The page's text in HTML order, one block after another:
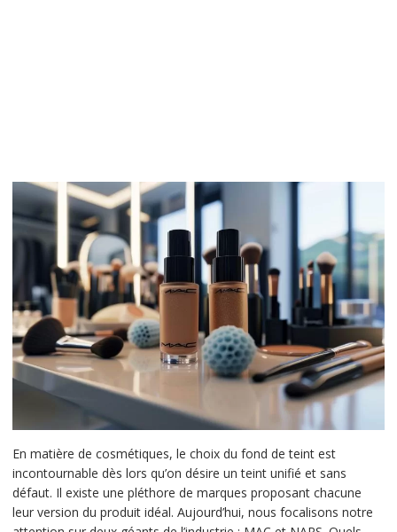
En matière de cosmétiques, le choix du fond de teint est
incontournable dès lors qu’on désire un teint unifié et sans
défaut. Il existe une pléthore de marques proposant chacune
leur version du produit idéal. Aujourd’hui, nous focalisons notre